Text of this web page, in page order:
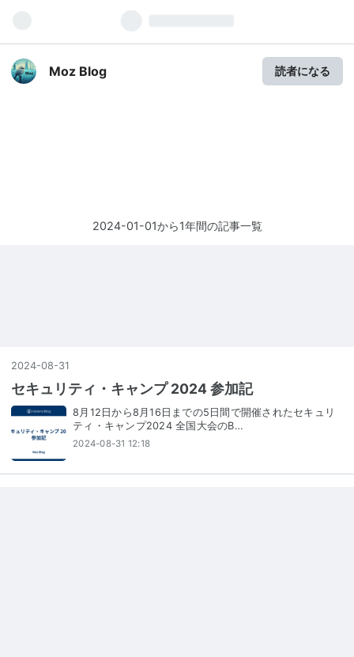
Moz Blog 読者になる
2024-01-01から1年間の記事一覧
2024-08-31
セキュリティ・キャンプ 2024 参加記
8月12日から8月16日までの5日間で開催されたセキュリ
ティ・キャンプ2024 全国大会のB…
2024-08-31 12:18